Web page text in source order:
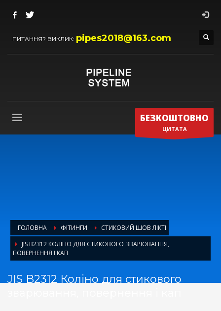
ПИТАННЯ? ВИКЛИК: pipes2018@163.com
БЕЗКОШТОВНО
ЦИТАТА
ГОЛОВНА ФІТИНГИ
СТИКОВИЙ ШОВ ЛІКТІ
JIS B2312 КОЛІНО ДЛЯ СТИКОВОГО ЗВАРЮВАННЯ,
ПОВЕРНЕННЯ І КАП
JIS B2312 Коліно для стикового